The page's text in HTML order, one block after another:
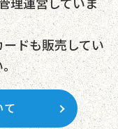
ドも販売してい
。